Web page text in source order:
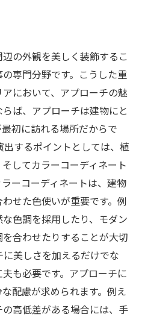
の外観を美しく装飾するこ
専門分野です。こうした重
において、アプローチの魅
ば、アプローチは建物にと
初に訪れる場所だからで
するポイントとしては、植
してカラーコーディネート
ーコーディネートは、建物
せた色使いが重要です。例
色調を採用したり、モダン
合わせたりすることが大切
美しさを加えるだけでな
も必要です。アプローチに
配慮が求められます。例え
高低差がある場合には、手